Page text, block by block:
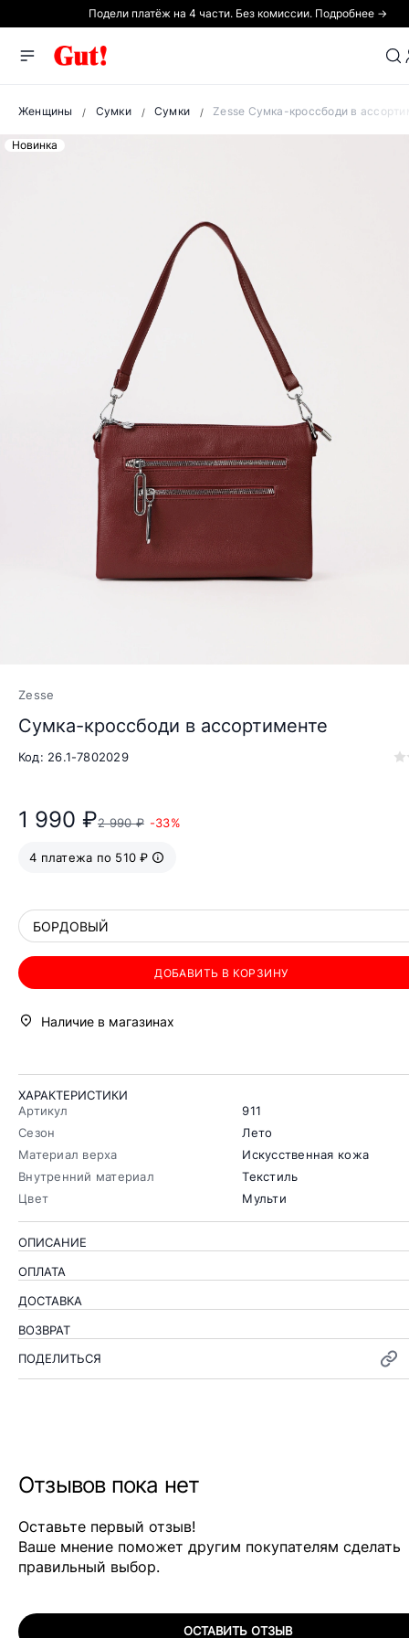
Подели платёж на 4 части. Без комиссии. Подробнее →
Женщины Сумки Сумки Zesse Сумка-кроссбоди в
Новинка
Zesse
Сумка-кроссбоди в ассортименте
Код: 26.1-7802029
1 990 ₽2 990 ₽ -33%
4 платежа по 510 ₽
БОРДОВЫЙ
ДОБАВИТЬ В КОРЗИНУ
Наличие в магазинах
ХАРАКТЕРИСТИКИ
Артикул
911
Сезон
Лето
Материал верха
Искусственная кожа
Внутренний материал
Текстиль
Цвет
Мульти
ОПИСАНИЕ
ОПЛАТА
ДОСТАВКА
ВОЗВРАТ
ПОДЕЛИТЬСЯ
Отзывов пока нет
Оставьте первый отзыв!
Ваше мнение поможет другим покупателям сделать
правильный выбор.
ОСТАВИТЬ ОТЗЫВ